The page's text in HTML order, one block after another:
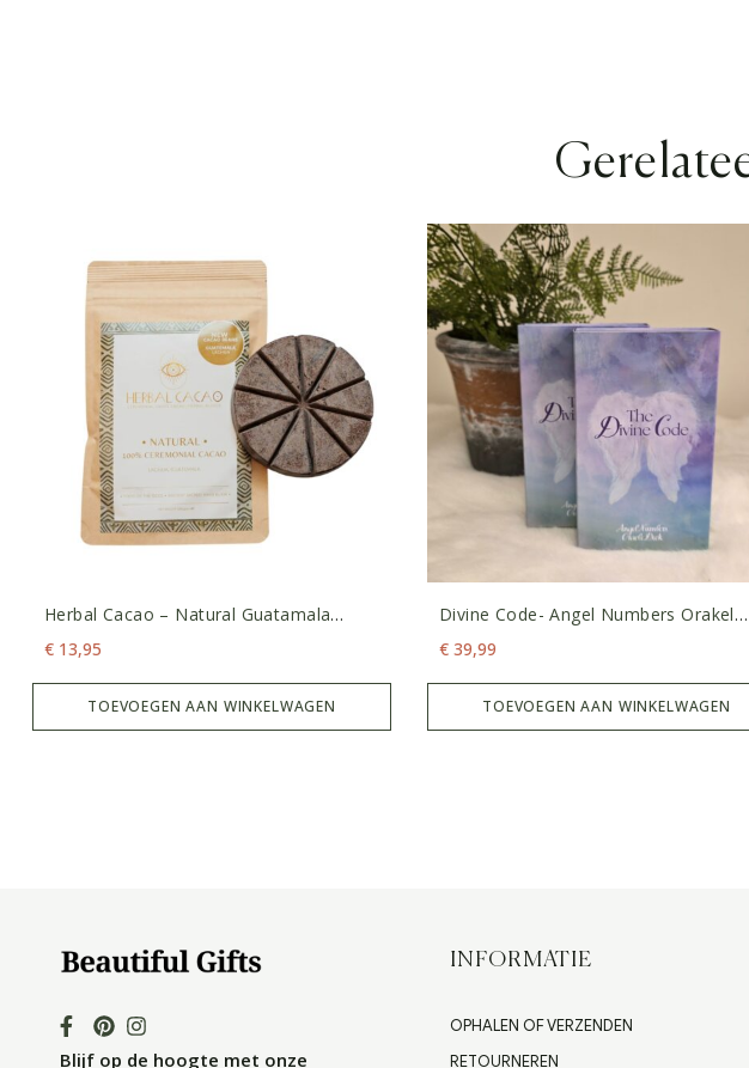
Herbal Cacao – Natural Guatamala
€ 13,95
TOEVOEGEN AAN WINKELWAGEN
Divine Code- Angel Numbers Orakel
€ 39,99
TOEVOEGEN AAN WINKELWAGEN
Blijf op de hoogte met onze
INFORMATIE
OPHALEN OF VERZENDEN
RETOURNEREN